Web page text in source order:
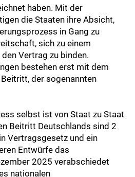
haben. Mit der
die Staaten ihre Absicht,
in Gang zu
sich zu einem
Vertrag zu binden.
bestehen erst mit dem
der sogenannten
selbst ist von Staat zu Staat
Beitritt Deutschlands sind 2
Vertragsgesetz und ein
Entwürfe das
2025 verabschiedet
nationalen